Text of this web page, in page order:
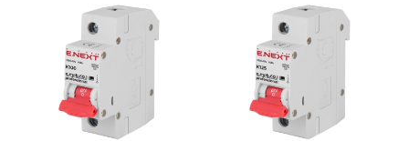
63,0 Ампер
1.5-
мод.
50 мм2
230V AC
80,0 Ампер
1.5-
мод.
50 мм2
230V AC